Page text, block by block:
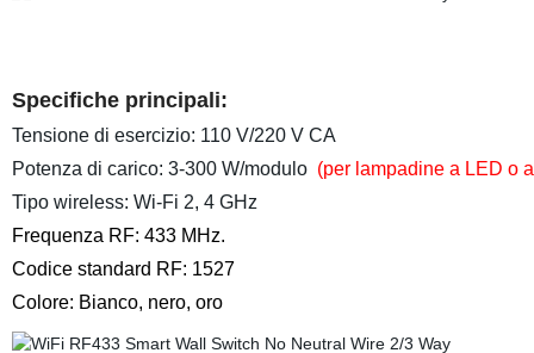
Specifiche principali:
Tensione di esercizio: 110 V/220 V CA
Potenza di carico: 3-300 W/modulo (per lampadine a LED o
Tipo wireless: Wi-Fi 2, 4 GHz
Frequenza RF: 433 MHz.
Codice standard RF: 1527
Colore: Bianco, nero, oro